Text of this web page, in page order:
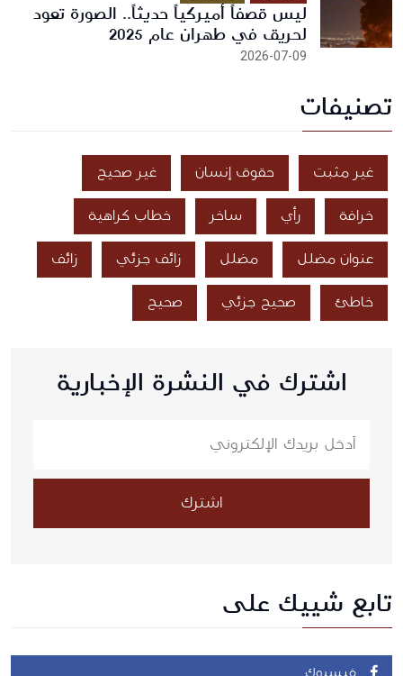
ليس قصفاً أميركياً حديثاً.. الصورة تعود
لحريق في طهران عام 2025
2026-07-09
تصنيفات
غير مثبت حقوق إنسان غير صحيح
خرافة رأي ساخر خطاب كراهية
عنوان مضلل مضلل زائف جزئي زائف
خاطئ صحيح جزئي صحيح
اشترك في النشرة الإخبارية
اشترك
تابع شييك على
فيسبوك